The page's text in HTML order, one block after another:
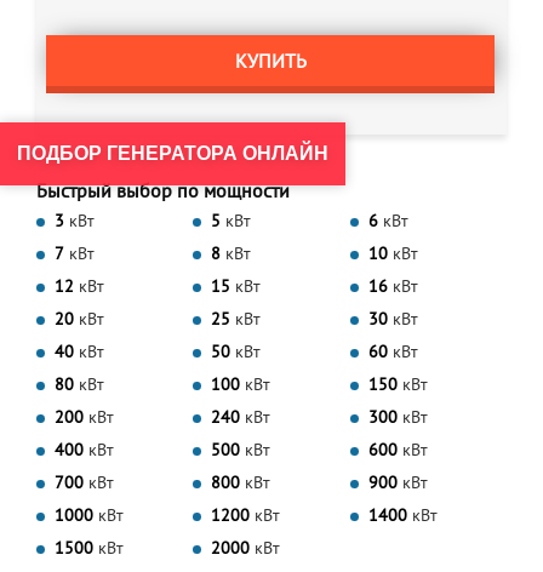
КУПИТЬ
Быстрый выбор по мощности
3 кВт 5 кВт 6 кВт
7 кВт 8 кВт 10 кВт
12 кВт 15 кВт 16 кВт
20 кВт 25 кВт 30 кВт
40 кВт 50 кВт 60 кВт
80 кВт 100 кВт 150 кВт
200 кВт 240 кВт 300 кВт
400 кВт 500 кВт 600 кВт
700 кВт 800 кВт 900 кВт
1000 кВт 1200 кВт 1400 кВт
1500 кВт 2000 кВт
ПОДБОР ГЕНЕРАТОРА ОНЛАЙН